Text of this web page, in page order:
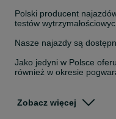
Polski producent
testów
Nasze najazdy są
Jako jedyni w Polsce
również w okresie
Zobacz więcej